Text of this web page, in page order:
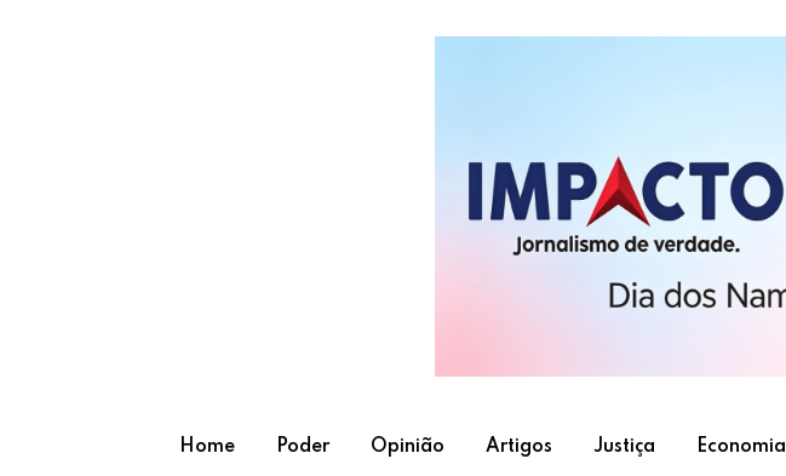
Home Poder Opinião Artigos Justiça Economia